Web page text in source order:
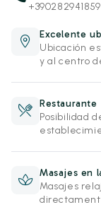
+390282941859
Excelente
Ubicación
y al centro
Restaurante
Posibilidad
Masajes en
Masajes